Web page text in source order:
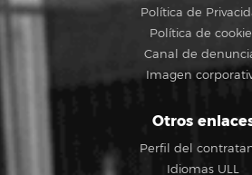
Política de
Política de
Canal de
Imagen
Otros
Perfil del
Idiomas ULL